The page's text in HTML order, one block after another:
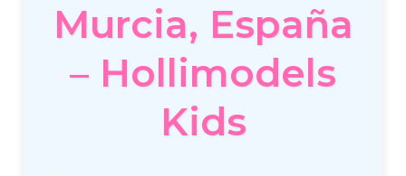
Murcia, España
– Hollimodels
Kids